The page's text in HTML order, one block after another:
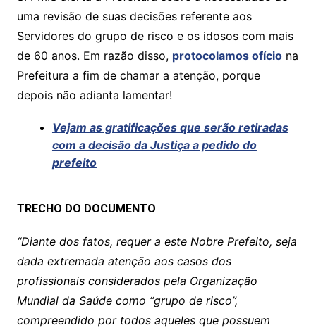
p o
k
k
uma revisão de suas decisões referente aos
Servidores do grupo de risco e os idosos com mais
de 60 anos. Em razão disso, protocolamos ofíciona
Prefeitura a fim de chamar a atenção, porque
depois não adianta lamentar!
Vejam as gratificações que serão retiradas
com a decisão da Justiça a pedido do
prefeito
TRECHO DO DOCUMENTO
“Diante dos fatos, requer a este Nobre Prefeito, seja
dada extremada atenção aos casos dos
profissionais considerados pela Organização
Mundial da Saúde como “grupo de risco”,
compreendido por todos aqueles que possuem